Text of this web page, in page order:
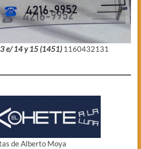
e/ 14 y 15 (1451) 1160432131
de Alberto Moya